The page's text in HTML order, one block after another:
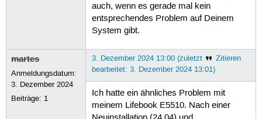
auch, wenn es gerade mal kein
entsprechendes Problem auf Deinem
System gibt.
martes
Anmeldungsdatum:
3. Dezember 2024
Beiträge: 1
Zitieren
3. Dezember 2024 13:00 (zuletzt
bearbeitet: 3. Dezember 2024 13:01)
Ich hatte ein ähnliches Problem mit
meinem Lifebook E5510. Nach einer